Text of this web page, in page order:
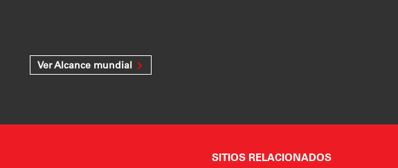
Ver Alcance mundial
SITIOS RELACIONADOS